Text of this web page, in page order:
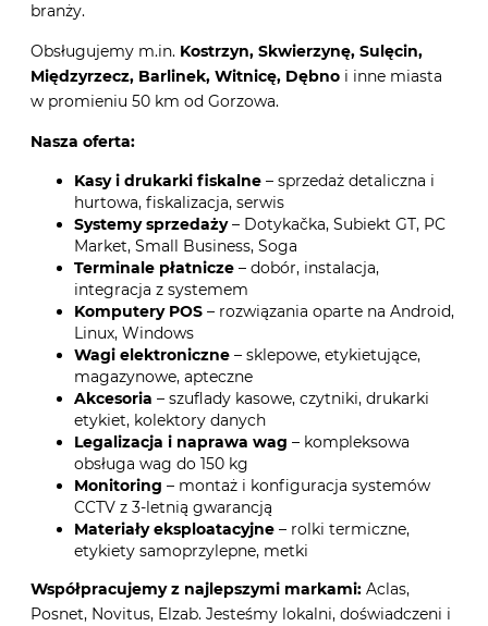
branży.
Obsługujemy m.in. Kostrzyn, Skwierzynę, Sulęcin,
Międzyrzecz, Barlinek, Witnicę, Dębno i inne miasta
w promieniu 50 km od Gorzowa.
Nasza oferta:
Kasy i drukarki fiskalne – sprzedaż detaliczna i
hurtowa, fiskalizacja, serwis
Systemy sprzedaży– Dotykačka, Subiekt GT, PC
Market, Small Business, Soga
Terminale płatnicze – dobór, instalacja,
integracja z systemem
Komputery POS – rozwiązania oparte na Android,
Linux, Windows
Wagi elektroniczne – sklepowe, etykietujące,
magazynowe, apteczne
Akcesoria – szuflady kasowe, czytniki, drukarki
etykiet, kolektory danych
Legalizacja i naprawa wag – kompleksowa
obsługa wag do 150 kg
Monitoring – montaż i konfiguracja systemów
CCTV z 3-letnią gwarancją
Materiały eksploatacyjne – rolki termiczne,
etykiety samoprzylepne, metki
Współpracujemy z najlepszymi markami: Aclas,
Posnet, Novitus, Elzab. Jesteśmy lokalni, doświadczeni i